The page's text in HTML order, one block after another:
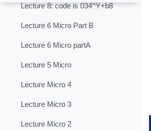
Lecture 8: code is 034^Y+b8
Lecture 6 Micro Part B
Lecture 6 Micro partA
Lecture 5 Micro
Lecture Micro 4
Lecture Micro 3
Lecture Micro 2